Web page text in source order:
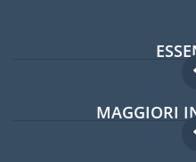
Forum
Guida
MAGGIORI